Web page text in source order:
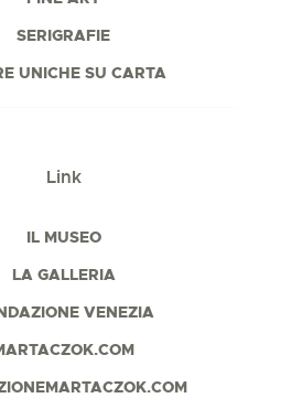
SERIGRAFIE
UNICHE SU CARTA
Link
IL MUSEO
LA GALLERIA
VENEZIA